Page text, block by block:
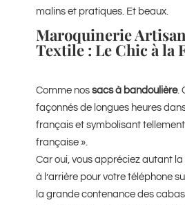
malins et pratiques. Et beaux.
Maroquinerie
Textile : Le Chic à la
Comme nos sacs à bandoulière.
façonnés de longues heures
français et symbolisant tellement
française ».
Car oui, vous appréciez autant
à l’arrière pour votre téléphone
la grande contenance des